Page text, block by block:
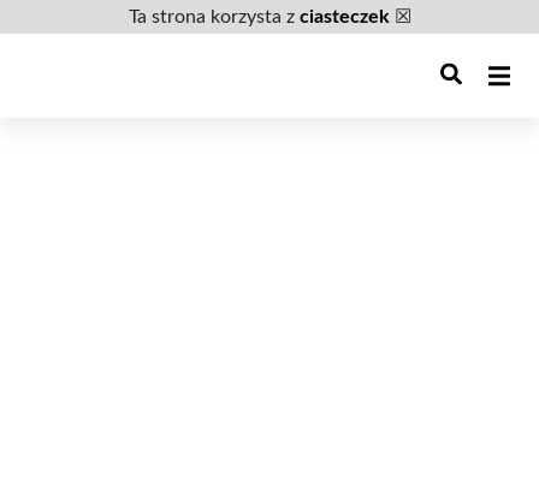
Ta strona korzysta z ciasteczek ☒